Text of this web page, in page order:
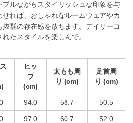
プルながらスタイリッシュな印象を与
れば、おしゃれなルームウェアやカ
群の存在感を放ちます。デイリーコ
たスタイルを楽しんで。
ヒッ
プ
(cm)
太もも周
り (cm)
足首周
り (cm)
94.0 58.7 50.5
97.0 60.7 52.0